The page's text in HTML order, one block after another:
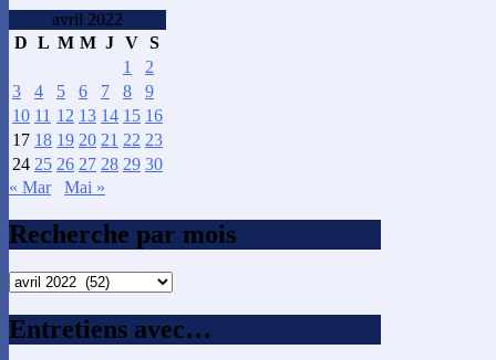
avril 2022
D L M M J V S
1
2
3
4 5 6 7 8
9
10 11 12 13 14 15 16
17 18 19 20 21 22 23
24 25 26 27 28 29 30
« Mar
Mai »
Recherche par mois
Recherche
mois
Entretiens avec…